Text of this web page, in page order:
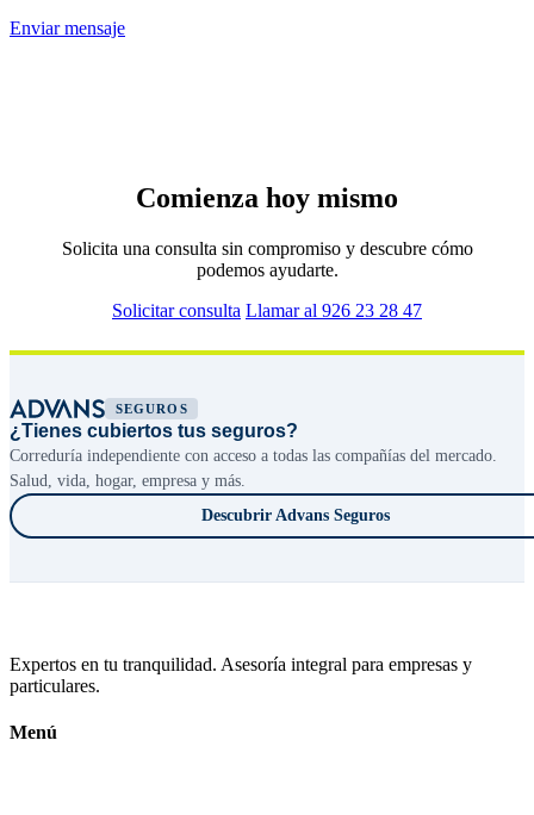
Enviar mensaje
Comienza hoy mismo
Solicita una consulta sin compromiso y descubre cómo
podemos ayudarte.
Solicitar consulta Llamar al 926 23 28 47
SEGUROS
¿Tienes cubiertos tus seguros?
Correduría independiente con acceso a todas las compañías del mercado.
Salud, vida, hogar, empresa y más.
Descubrir Advans Seguros
Expertos en tu tranquilidad. Asesoría integral para empresas y
particulares.
Menú